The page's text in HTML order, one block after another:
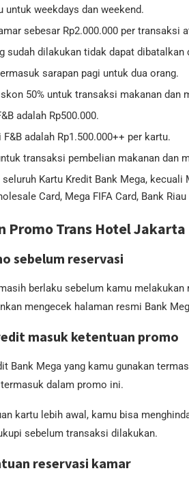
untuk weekdays dan weekend.
sebesar Rp2.000.000 per transaksi
sudah dilakukan tidak dapat
sarapan pagi untuk dua orang.
50% untuk transaksi makanan dan
adalah Rp500.000.
adalah Rp1.500.000++ per kartu.
transaksi pembelian makanan dan
Kartu Kredit Bank Mega, kecuali
Card, Mega FIFA Card, Bank
Promo Trans Hotel Jakarta
sebelum reservasi
berlaku sebelum kamu
mengecek halaman resmi Bank
masuk ketentuan promo
Bank Mega yang kamu gunakan
dalam promo ini.
kartu lebih awal, kamu bisa
sebelum transaksi dilakukan.
reservasi kamar